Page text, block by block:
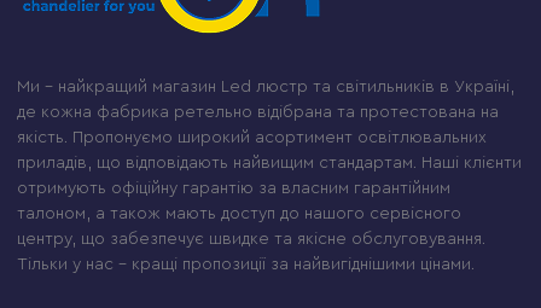
Ми – найкращий магазин Led люстр та світильників в Україні,
де кожна фабрика ретельно відібрана та протестована на
якість. Пропонуємо широкий асортимент освітлювальних
приладів, що відповідають найвищим стандартам. Наші клієнти
отримують офіційну гарантію за власним гарантійним
талоном, а також мають доступ до нашого сервісного
центру, що забезпечує швидке та якісне обслуговування.
Тільки у нас – кращі пропозиції за найвигіднішими цінами.